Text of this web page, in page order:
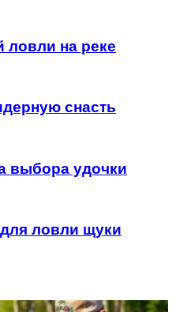
ловли на реке
снасть
выбора удочки
ловли щуки